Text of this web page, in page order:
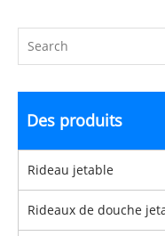
Des produits
Rideau jetable
Rideaux de douche